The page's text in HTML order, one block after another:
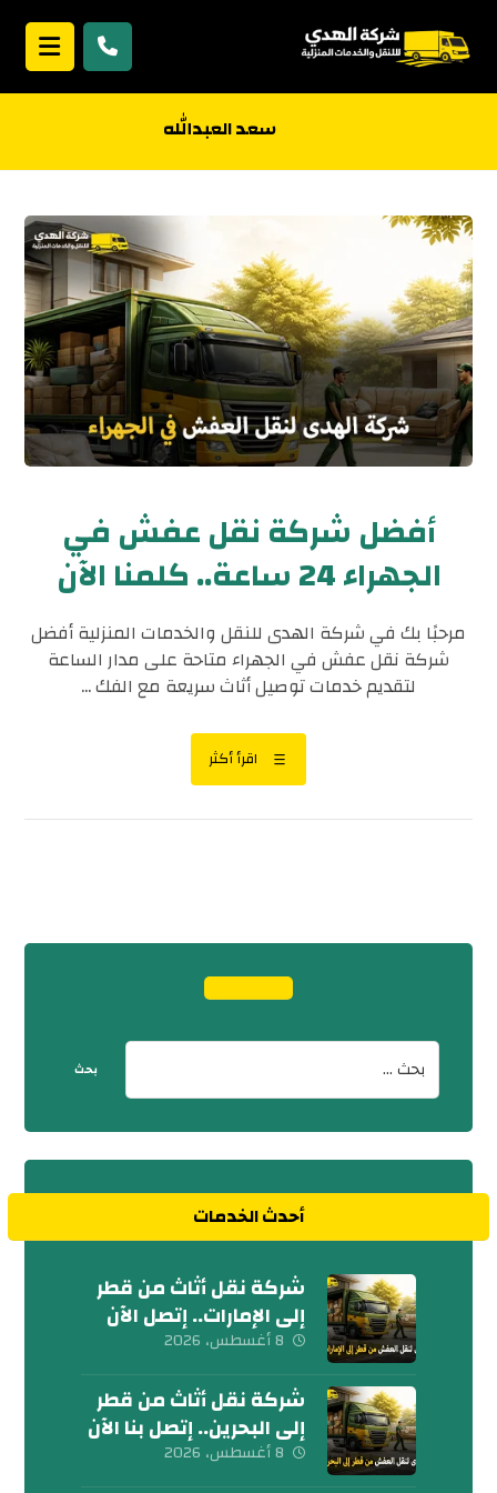
سعد العبدالله
أفضل شركة نقل عفش في
الجهراء 24 ساعة.. كلمنا الآن
مرحبًا بك في شركة الهدى للنقل والخدمات المنزلية أفضل
شركة نقل عفش في الجهراء متاحة على مدار الساعة
لتقديم خدمات توصيل أثاث سريعة مع الفك ...
اقرأ أكثر
أحدث الخدمات
شركة نقل أثاث من قطر
إلى الإمارات.. إتصل الآن
8 أغسطس، 2026
شركة نقل أثاث من قطر
إلى البحرين.. إتصل بنا الآن
8 أغسطس، 2026